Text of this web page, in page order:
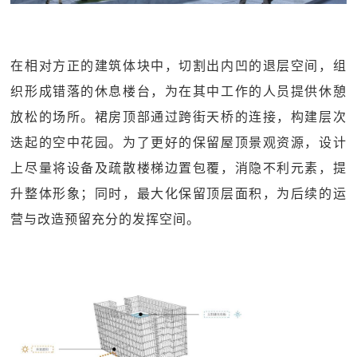
在相对方正的建筑体块中，切割出内凹的退层空间，组
织形成错落的休息楼台，为在其中工作的人员提供休憩
放松的场所。裙房顶部通过跨街天桥的连接，构建层次
迭起的空中花园。为了更好的保留屋顶景观资源，设计
上尽量将设备及疏散楼梯边置包覆，消隐不利元素，提
升整体形象；同时，最大化保留顶层面积，为后续的运
营与改造预留充分的发挥空间。